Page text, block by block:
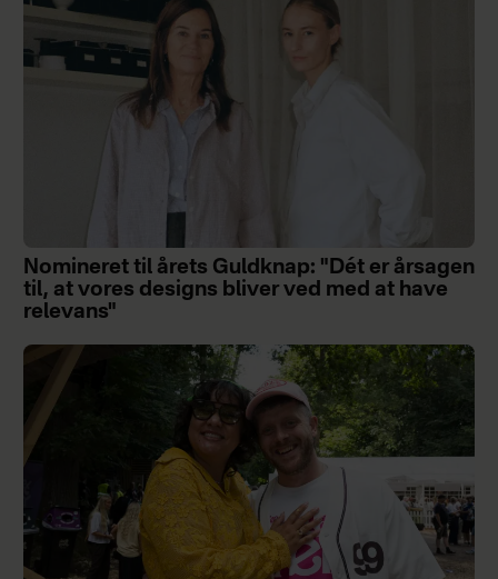
Nomineret til årets Guldknap: "Dét er årsagen
til, at vores designs bliver ved med at have
relevans"